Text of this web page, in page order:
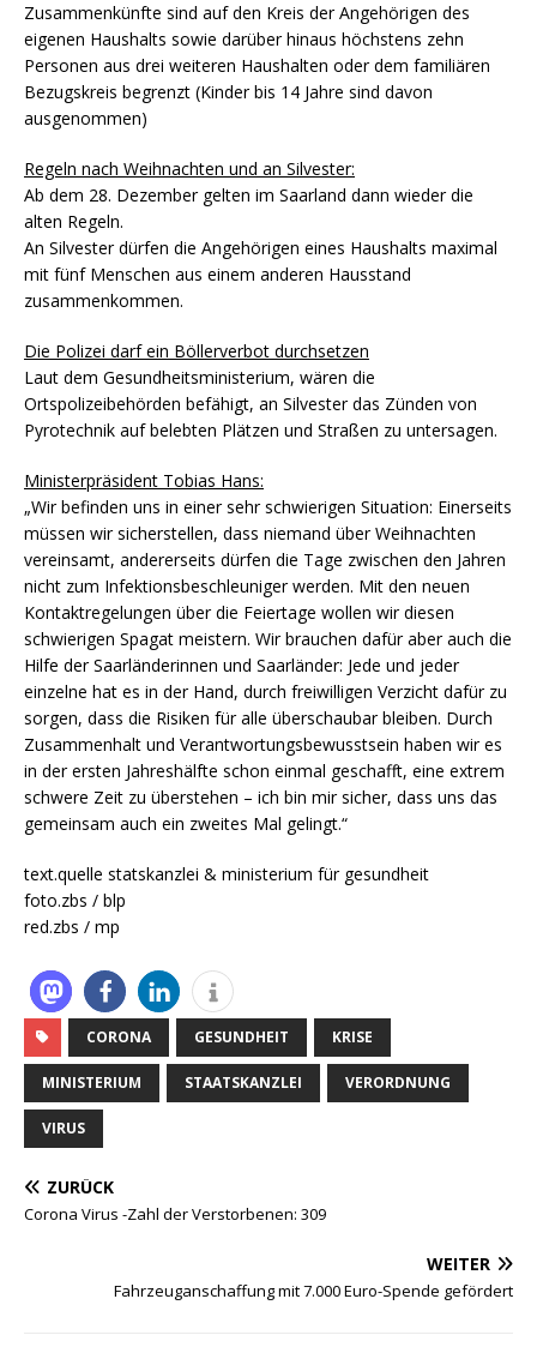
Zusammenkünfte sind auf den Kreis der Angehörigen des
eigenen Haushalts sowie darüber hinaus höchstens zehn
Personen aus drei weiteren Haushalten oder dem familiären
Bezugskreis begrenzt (Kinder bis 14 Jahre sind davon
ausgenommen)
Regeln nach Weihnachten und an Silvester:
Ab dem 28. Dezember gelten im Saarland dann wieder die
alten Regeln.
An Silvester dürfen die Angehörigen eines Haushalts maximal
mit fünf Menschen aus einem anderen Hausstand
zusammenkommen.
Die Polizei darf ein Böllerverbot durchsetzen
Laut dem Gesundheitsministerium, wären die
Ortspolizeibehörden befähigt, an Silvester das Zünden von
Pyrotechnik auf belebten Plätzen und Straßen zu untersagen.
Ministerpräsident Tobias Hans:
„Wir befinden uns in einer sehr schwierigen Situation: Einerseits
müssen wir sicherstellen, dass niemand über Weihnachten
vereinsamt, andererseits dürfen die Tage zwischen den Jahren
nicht zum Infektionsbeschleuniger werden. Mit den neuen
Kontaktregelungen über die Feiertage wollen wir diesen
schwierigen Spagat meistern. Wir brauchen dafür aber auch die
Hilfe der Saarländerinnen und Saarländer: Jede und jeder
einzelne hat es in der Hand, durch freiwilligen Verzicht dafür zu
sorgen, dass die Risiken für alle überschaubar bleiben. Durch
Zusammenhalt und Verantwortungsbewusstsein haben wir es
in der ersten Jahreshälfte schon einmal geschafft, eine extrem
schwere Zeit zu überstehen – ich bin mir sicher, dass uns das
gemeinsam auch ein zweites Mal gelingt.“
text.quelle statskanzlei & ministerium für gesundheit
foto.zbs / blp
red.zbs / mp
CORONA GESUNDHEIT KRISE
MINISTERIUM STAATSKANZLEI VERORDNUNG
VIRUS
ZURÜCK
Corona Virus -Zahl der Verstorbenen: 309
WEITER
Fahrzeuganschaffung mit 7.000 Euro-Spende gefördert